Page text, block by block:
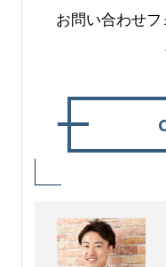
お問い合わせ